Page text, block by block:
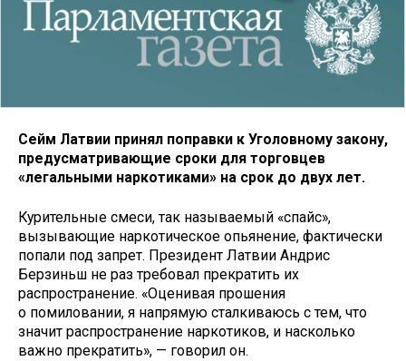
Сейм Латвии принял поправки к Уголовному закону,
предусматривающие сроки для торговцев
«легальными наркотиками» на срок до двух лет.
Курительные смеси, так называемый «спайс»,
вызывающие наркотическое опьянение, фактически
попали под запрет. Президент Латвии Андрис
Берзиньш не раз требовал прекратить их
распространение. «Оценивая прошения
о помиловании, я напрямую сталкиваюсь с тем, что
значит распространение наркотиков, и насколько
важно прекратить», — говорил он.